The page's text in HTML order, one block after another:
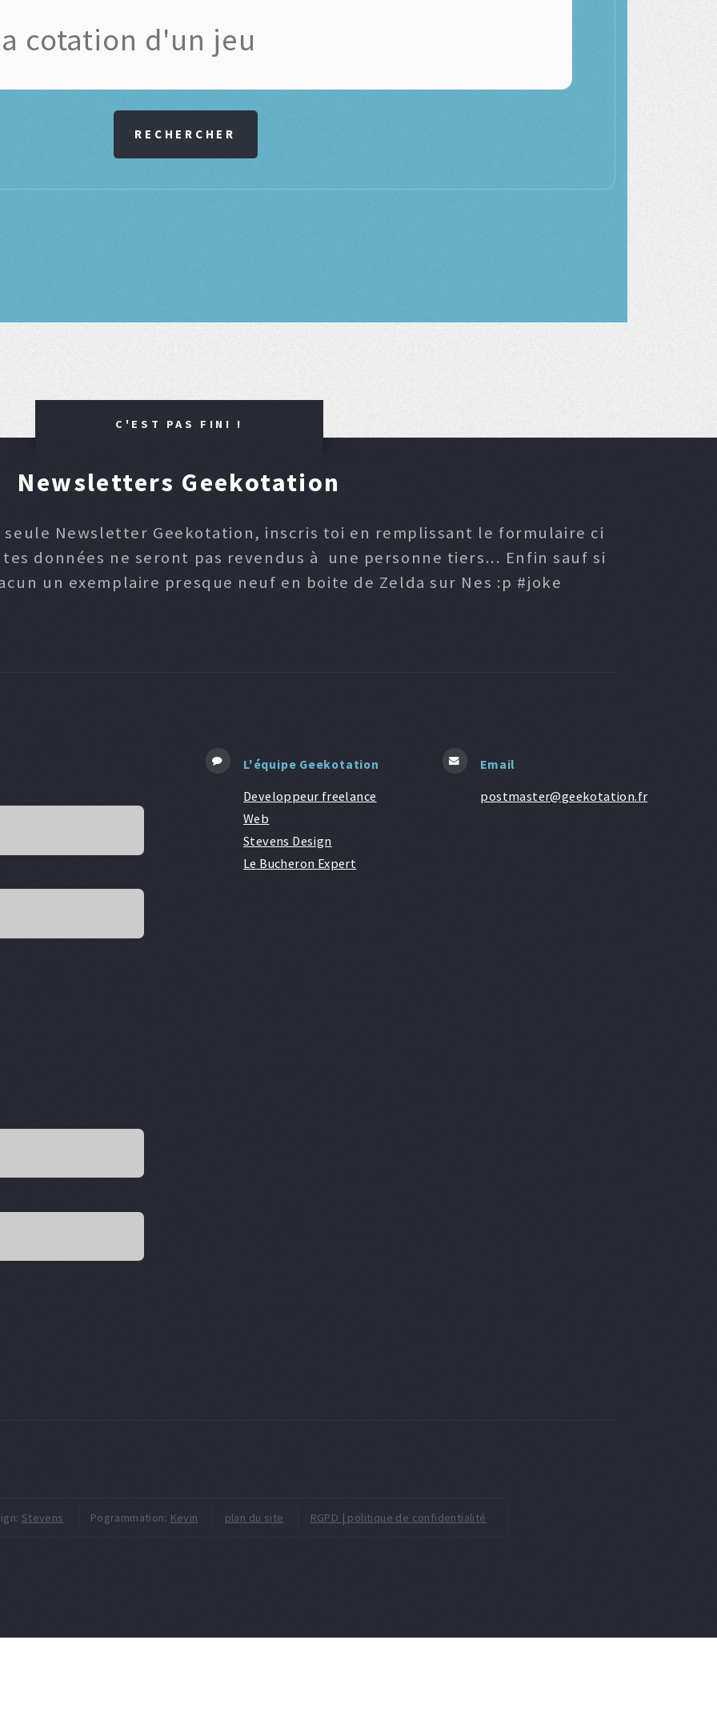
RECHERCHER
C'EST PAS FINI !
Newsletters Geekotation
seule Newsletter Geekotation, inscris toi en remplissant le formulaire ci
données ne seront pas revendus à une personne tiers... Enfin sauf si
un exemplaire presque neuf en boite de Zelda sur Nes :p #joke
L'équipe Geekotation
Developpeur freelance
Web
Stevens Design
Le Bucheron Expert
Email
postmaster@geekotation.fr
Stevens Pogrammation: Kevin plan du site RGPD | politique de confidentialité